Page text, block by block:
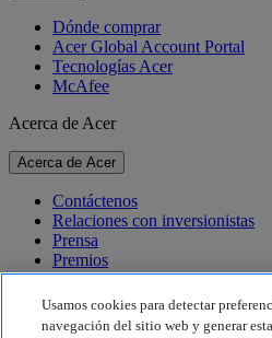
Dónde comprar
Acer Global Account Portal
Tecnologías Acer
McAfee
Acerca de Acer
Acerca de Acer
Contáctenos
Relaciones con inversionistas
Prensa
Premios
Eventos
Sostenibilidad
Usamos cookies para detectar
navegación del sitio web y generar